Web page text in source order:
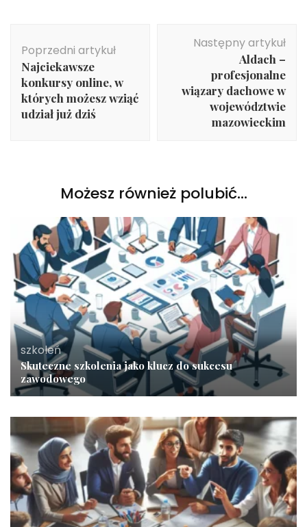
wpisu
Poprzedni artykuł
Najciekawsze
konkursy online, w
których możesz wziąć
udział już dziś
Następny artykuł
Aldach –
profesjonalne
wiązary dachowe w
województwie
mazowieckim
Możesz również polubić…
szkoleń
Skuteczne szkolenia jako klucz do sukcesu
zawodowego